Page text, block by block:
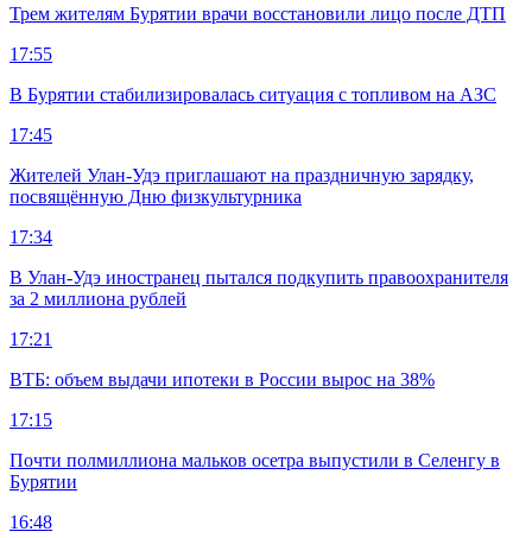
Трем жителям Бурятии врачи восстановили лицо после ДТП
17:55
В Бурятии стабилизировалась ситуация с топливом на АЗС
17:45
Жителей Улан-Удэ приглашают на праздничную зарядку,
посвящённую Дню физкультурника
17:34
В Улан-Удэ иностранец пытался подкупить правоохранителя
за 2 миллиона рублей
17:21
ВТБ: объем выдачи ипотеки в России вырос на 38%
17:15
Почти полмиллиона мальков осетра выпустили в Селенгу в
Бурятии
16:48